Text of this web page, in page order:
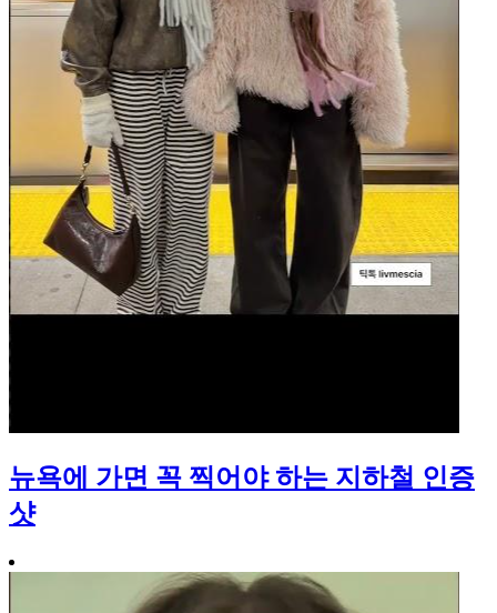
뉴욕에 가면 꼭 찍어야 하는 지하철 인증
샷